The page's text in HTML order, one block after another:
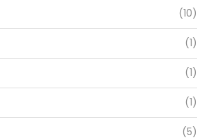
(10)
(1)
(1)
(1)
(5)